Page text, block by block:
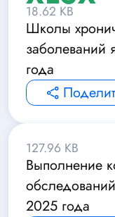
18.62 KB
Школы хронических
заболеваний
года
127.96 KB
Выполнение комплексных
2025 года